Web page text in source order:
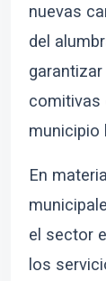
nuevas
del
comitivas
municipio
En
el sector
los